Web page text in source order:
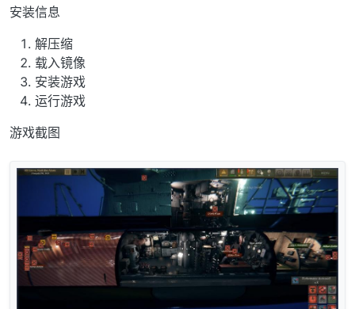
安装信息
解压缩
载入镜像
安装游戏
运行游戏
游戏截图